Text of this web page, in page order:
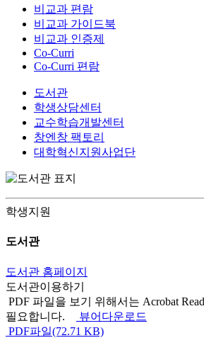
비교과 편람
비교과 가이드북
비교과 인증제
Co-Curri
Co-Curri 편람
도서관
학생상담센터
교수학습개발센터
창엔창 팩토리
대학혁신지원사업단
학생지원
도서관
도서관 홈페이지
도서관이용하기
PDF 파일을 보기 위해서는 Acrobat
필요합니다.
뷰어다운로드
PDF파일(72.71 KB)